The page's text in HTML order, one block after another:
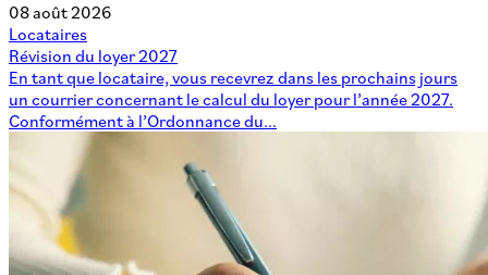
08 août 2026
Locataires
Révision du loyer 2027
En tant que locataire, vous recevrez dans les prochains jours
un courrier concernant le calcul du loyer pour l’année 2027.
Conformément à l’Ordonnance du...